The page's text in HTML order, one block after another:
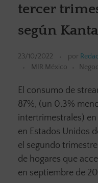
tercer
según
23/10/2022 por
MIR México
El consumo de
87%, (un 0,3%
intertrimestrales)
en Estados Unidos
el segundo
de hogares que
en septiembre de